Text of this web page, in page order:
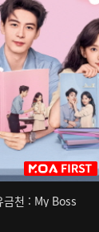
금천 : My Boss